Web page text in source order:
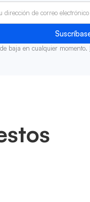
baja en cualquier momento.